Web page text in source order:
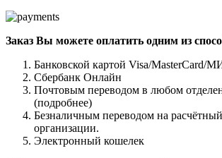
Заказ Вы можете оплатить одним из
Банковской картой Visa/MasterCard/
Сбербанк Онлайн
Почтовым переводом в любом
(подробнее)
Безналичным переводом на
организации.
Электронный кошелек